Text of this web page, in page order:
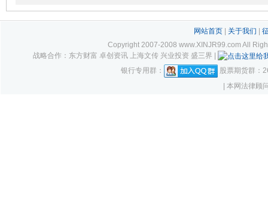
网站首页| 关于我们
Copyright 2007-2008 www.XINJR99.com All
战略合作：东方财富 卓创资讯 上海文传 兴业投资 盛三界 |
银行专用群：
股票期货群：
| 本网法律顾